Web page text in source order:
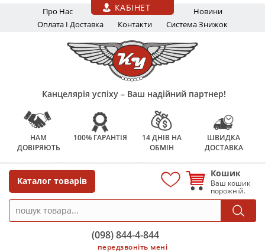
Перейти до основного вмісту
Про Нас
Новини
Оплата І Доставка
Контакти Система Знижок
КАБІНЕТ
Канцелярія успіху – Ваш надійний партнер!
НАМ
ДОВІРЯЮТЬ
100% ГАРАНТІЯ
14 ДНІВ НА
ОБМІН
ШВИДКА
ДОСТАВКА
Каталог товарів
(098) 844-4-844
передзвоніть мені
Кошик
Ваш кошик
порожній.